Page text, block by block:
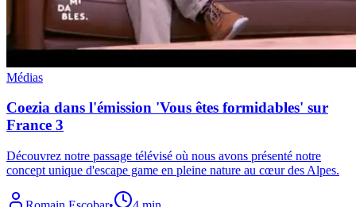
Médias
Coezia dans l'émission 'Vous êtes formidables' sur
France 3
Découvrez notre passage télévisé où nous avons présenté notre
concept unique d'escape game en pleine nature au cœur des Alpes.